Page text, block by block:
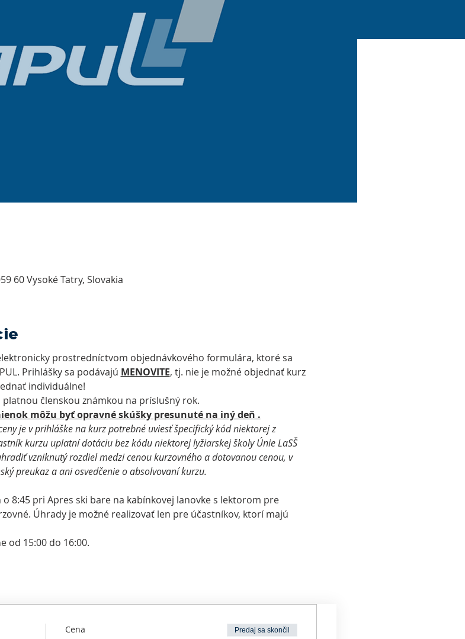
60 Vysoké Tatry, Slovakia
prostredníctvom objednávkového formulára, ktoré sa
Prihlášky sa podávajú MENOVITE, tj. nie je možné objednať kurz
individuálne!
platnou členskou známkou na príslušný rok.
môžu byť opravné skúšky presunuté na iný deň .
je v prihláške na kurz potrebné uviesť špecifický kód niektorej z
kurzu uplatní dotáciu bez kódu niektorej lyžiarskej školy Únie LaSŠ
vzniknutý rozdiel medzi cenou kurzovného a dotovanou cenou, v
preukaz a ani osvedčenie o absolvovaní kurzu.
8:45 pri Apres ski bare na kabínkovej lanovke s lektorom pre
Úhrady je možné realizovať len pre účastníkov, ktorí majú
od 15:00 do 16:00.
Cena Predaj sa skončil